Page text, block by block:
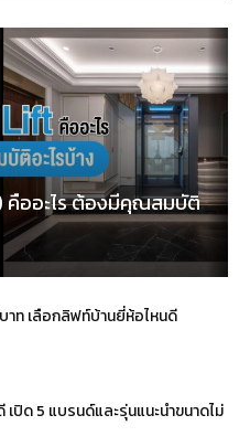
คืออะไร ต้องมีคุณสมบัติ
ท เลือกลิฟท์บ้านยี่ห้อไหนดี
ปิด 5 แบรนด์และรุ่นแนะนำขนาดไม่